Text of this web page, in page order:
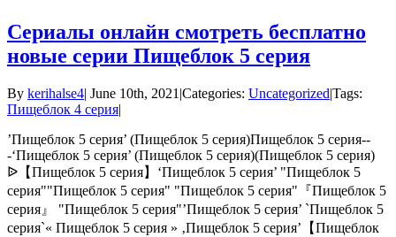
Сериалы онлайн смотреть бесплатно
новые серии Пищеблок 5 серия
By kerihalse4| June 10th, 2021 |Categories: Uncategorized|Tags:
Пищеблок 4 серия|
’Пищеблок 5 серия’ (Пищеблок 5 серия)Пищеблок 5 серия--
-‘Пищеблок 5 серия’ (Пищеблок 5 серия)(Пищеблок 5 серия)
ᐉ【Пищеблок 5 серия】‘Пищеблок 5 серия’ "Пищеблок 5
серия""Пищеблок 5 серия" "Пищеблок 5 серия"『Пищеблок 5
серия』 "Пищеблок 5 серия"’Пищеблок 5 серия’ `Пищеблок 5
серия`« Пищеблок 5 серия » ‚Пищеблок 5 серия’【Пищеблок